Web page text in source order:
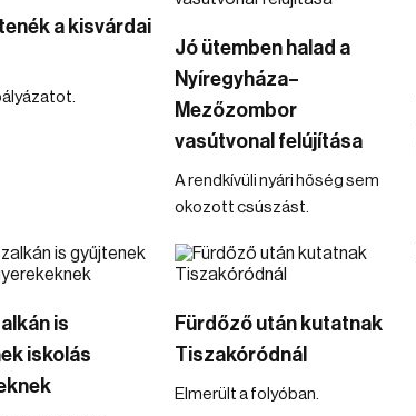
a kisvárdai
Jó ütemben halad a
Nyíregyháza–
Mezőzombor
vasútvonal felújítása
A rendkívüli nyári hőség sem
okozott csúszást.
is
iskolás
Fürdőző után kutatnak
Tiszakóródnál
Elmerült a folyóban.